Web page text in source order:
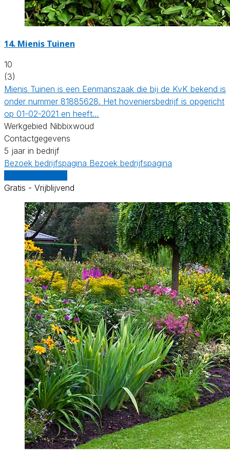
14. Mienis Tuinen
10
(3)
Mienis Tuinen is een Eenmanszaak die bij de KvK bekend is
onder nummer 81885628. Het hoveniersbedrijf is opgericht
op 01-02-2021 en heeft…
Werkgebied Nibbixwoud
Contactgegevens
5 jaar in bedrijf
Bezoek bedrijfspagina Bezoek bedrijfspagina
Gratis - Vrijblijvend